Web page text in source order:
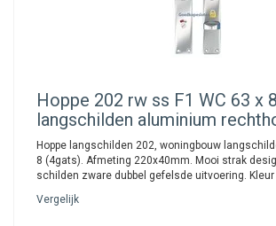
Hoppe 202 rw ss F1 WC 63 x
langschilden aluminium
Hoppe langschilden 202, woningbouw
8 (4gats). Afmeting 220x40mm. Mooi strak
schilden zware dubbel gefelsde uitvoering. Kleur
Vergelijk